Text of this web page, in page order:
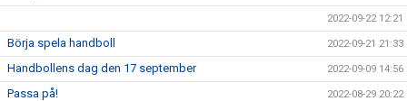
2022-09-22 12:21
Börja spela handboll 2022-09-21 21:33
Handbollens dag den 17 september 2022-09-09 14:56
Passa på! 2022-08-29 20:22